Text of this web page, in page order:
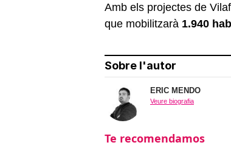
Amb els projectes de
que mobilitzarà 1.940
Sobre l'autor
ERIC MENDO
Veure biografia